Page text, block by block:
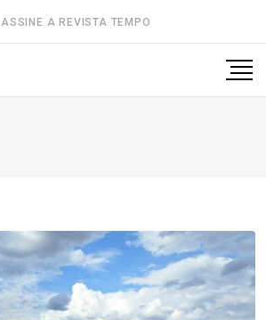
ASSINE A REVISTA TEMPO